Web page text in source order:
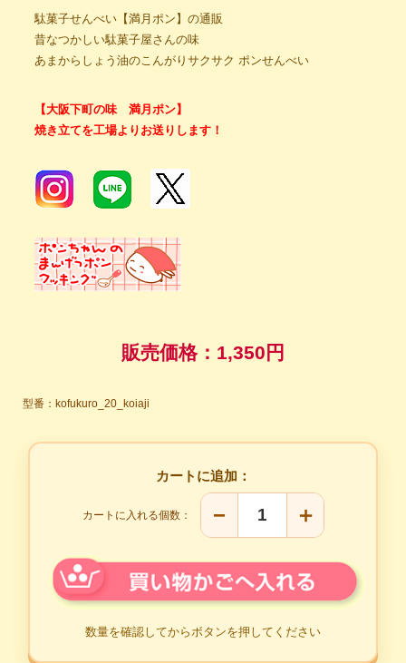
駄菓子せんべい【満月ポン】の通販
昔なつかしい駄菓子屋さんの味
あまからしょう油のこんがりサクサク ポンせんべい
【大阪下町の味 満月ポン】
焼き立てを工場よりお送りします！
販売価格： 1,350円
型番：kofukuro_20_koiaji
カートに追加：
カートに入れる個数： − ＋